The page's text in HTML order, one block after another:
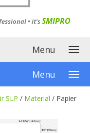
•it'sSMIPRO
Menu
Menu
SLP / Material / Papier